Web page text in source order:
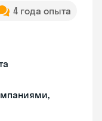
4 года опыта